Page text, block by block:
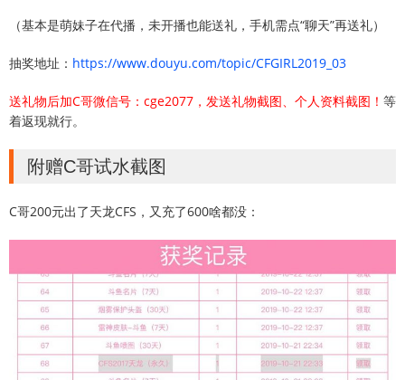
（基本是萌妹子在代播，未开播也能送礼，手机需点“聊天”再送礼）
抽奖地址： https://www.douyu.com/topic/CFGIRL2019_03
送礼物后加C哥微信号：cge2077，发送礼物截图、个人资料截图！ 等
着返现就行。
附赠C哥试水截图
C哥200元出了天龙CFS，又充了600啥都没：